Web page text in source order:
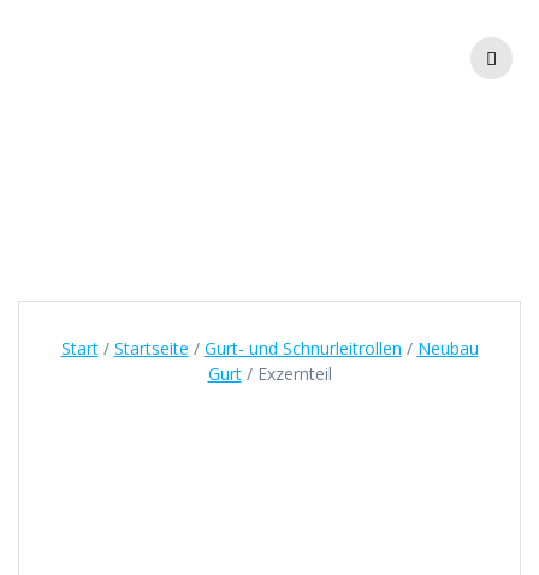
Start/ Startseite / Gurt- und Schnurleitrollen / Neubau
Gurt/ Exzernteil